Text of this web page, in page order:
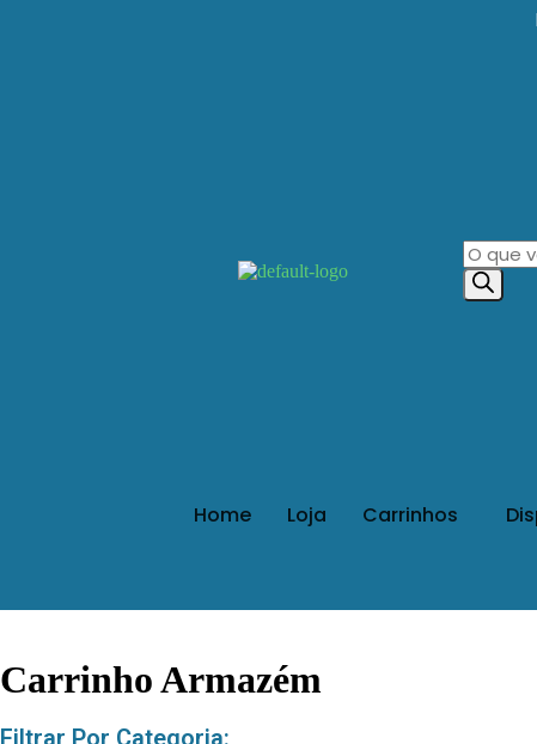
Home Loja Carrinhos
Carrinho Armazém
Filtrar Por Categoria: